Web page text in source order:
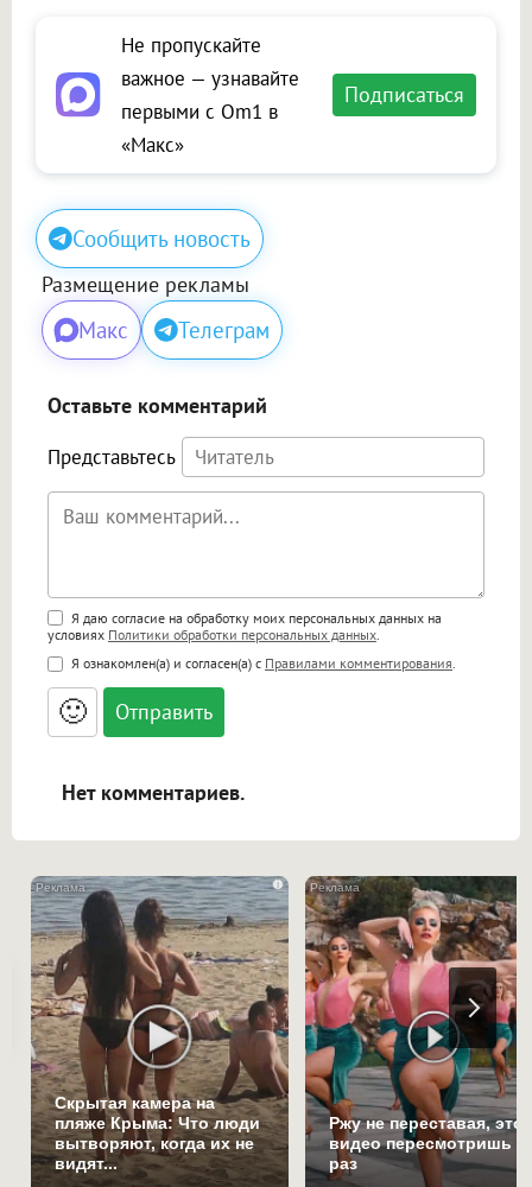
Не пропускайте
важное — узнавайте
первыми с Om1 в
«Макс»
Подписаться
Сообщить новость
Размещение рекламы
Макс Телеграм
Оставьте комментарий
Представьтесь
Поддержка HTML
<b>, <strong>, <u>, <i>, <em>, <s>, <big>,
<small>, <sup>, <sub>, <pre>, <ul>, <ol>, <li>,
<blockquote>, <code> экранирует HTML,
адреса URL автоматически становятся
ссылками, и [img]адрес[/img] будет
Я даю согласие на обработку моих персональных данных на
условиях Политики обработки персональных данных.
Я ознакомлен(а) и согласен(а) с Правилами комментирования.
🙂
Нет комментариев.
i
Скрытая камера на
пляже Крыма: Что люди
вытворяют, когда их не
видят...
Ржу не переставая, это
видео пересмотришь
раз